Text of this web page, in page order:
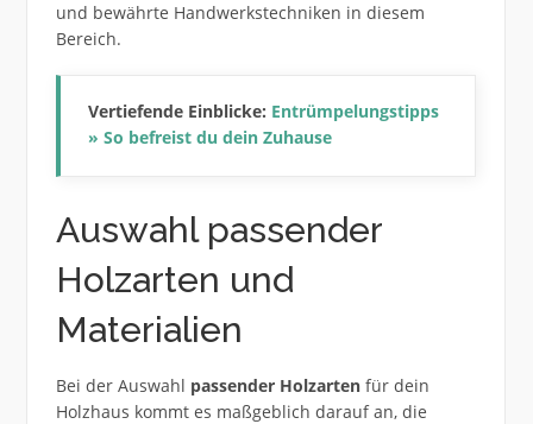
und bewährte Handwerkstechniken in diesem
Bereich.
Vertiefende Einblicke: Entrümpelungstipps
» So befreist du dein Zuhause
Auswahl passender
Holzarten und
Materialien
Bei der Auswahl passender Holzartenfür dein
Holzhaus kommt es maßgeblich darauf an, die